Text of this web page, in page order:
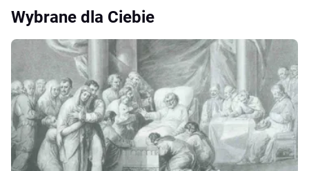
Wybrane dla Ciebie